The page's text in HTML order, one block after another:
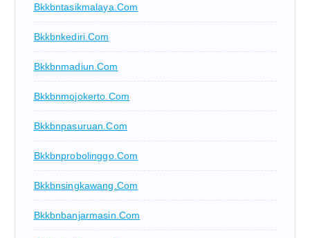
Bkkbntasikmalaya.com
Bkkbnkediri.com
Bkkbnmadiun.com
Bkkbnmojokerto.com
Bkkbnpasuruan.com
Bkkbnprobolinggo.com
Bkkbnsingkawang.com
Bkkbnbanjarmasin.com